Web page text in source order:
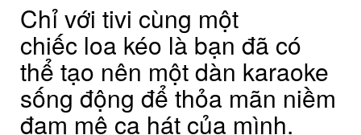
Chỉ với tivi cùng một
chiếc loa kéo là bạn đã có
thể tạo nên một dàn karaoke
sống động để thỏa mãn niềm
đam mê ca hát của mình.